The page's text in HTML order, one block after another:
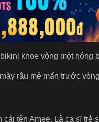
khoe vòng một nóng
râu mê mẩn trước
tên Amee. Là ca sĩ